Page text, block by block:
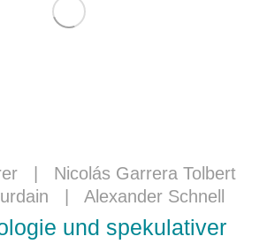
| Nicolás Garrera Tolbert
| Alexander Schnell
und spekulativer